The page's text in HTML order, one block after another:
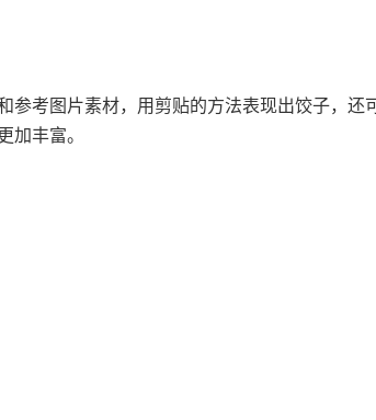
考图片素材，用剪贴的方法表现出饺子，还可
加丰富。